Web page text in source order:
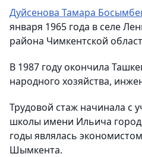
Дуйсенова Тамара
января 1965 года в селе
района Чимкентской
В 1987 году окончила
народного хозяйства,
Трудовой стаж начинала с
школы имени Ильича
годы являлась
Шымкента.